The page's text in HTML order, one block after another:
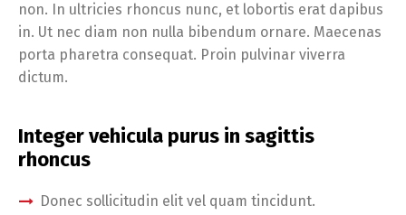
non. In ultricies rhoncus nunc, et lobortis erat dapibus
in. Ut nec diam non nulla bibendum ornare. Maecenas
porta pharetra consequat. Proin pulvinar viverra
dictum.
Integer vehicula purus in sagittis
rhoncus
Donec sollicitudin elit vel quam tincidunt.